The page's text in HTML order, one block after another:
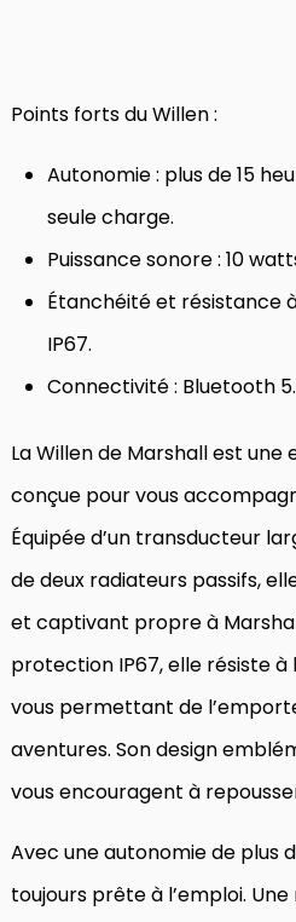
Points forts du Willen :
Autonomie : plus de 15
seule charge.
Puissance sonore : 10
Étanchéité et résistance
IP67.
Connectivité : Bluetooth
La Willen de Marshall est
conçue pour vous
Équipée d’un transducteur
de deux radiateurs passifs,
et captivant propre à
protection IP67, elle résiste à
vous permettant de
aventures. Son design
vous encouragent à
Avec une autonomie de plus
toujours prête à l’emploi.